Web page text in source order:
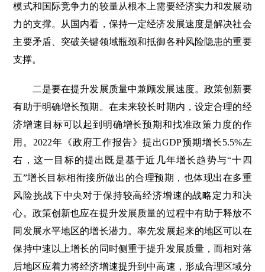
模式和国际竞争力的较量从根本上需要经济实力和发展动
力的支撑。从国内看，保持一定经济发展速度是解决社会
主要矛盾、突破关键领域瓶颈和抵御各种风险隐患的重要
支撑。
二是要在提升发展质量中兼顾发展速度。政策创新要
有助于明确增长预期。在未来较长时期内，设定合理的经
济增速目标可以起到明确增长预期和找准政策力度的作
用。2022年《政府工作报告》提出GDP预期增长5.5%左
右，这一目标的提出既是基于近几年增长趋势与“十四
五”增长目标相衔接所做出的合理预期，也体现出在多重
风险挑战下中央对于保持较高经济增速的战略定力和决
心。政策创新也应在提升发展质量的过程中有助于释放不
同发展水平地区的增长潜力。率先发展起来的地区可以在
保持中速以上增长的同时侧重于提升发展质量，而相对落
后地区应着力将经济增速提升到中高速，形成合理区域分